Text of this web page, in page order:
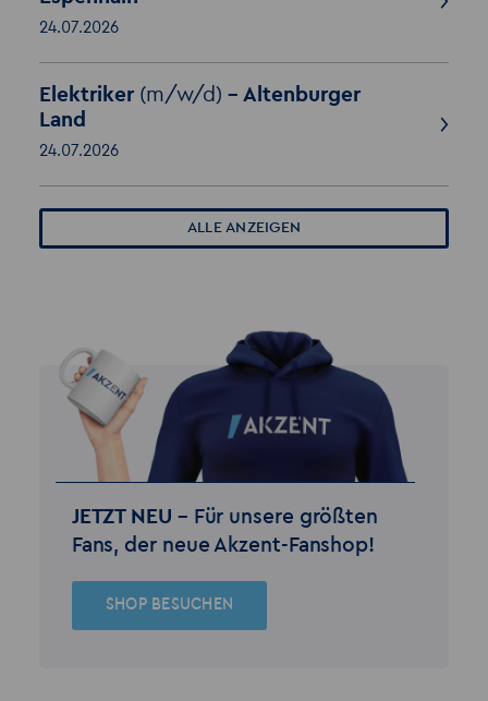
24.07.2026
Elektriker (m/w/d) - Altenburger
Land
24.07.2026
ALLE ANZEIGEN
JETZT NEU – Für unsere größten
Fans, der neue Akzent-Fanshop!
SHOP BESUCHEN